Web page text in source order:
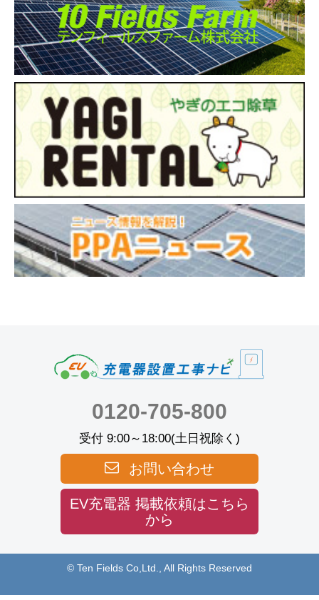
0120-705-800
受付 9:00～18:00(土日祝除く)
お問い合わせ
EV充電器 掲載依頼はこちら
から
© Ten Fields Co,Ltd., All Rights Reserved